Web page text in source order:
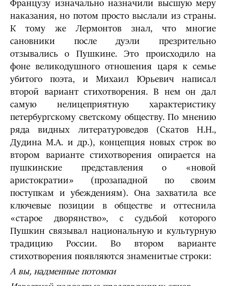
Французу изначально назначили высшую меру
наказания, но потом просто выслали из страны.
К тому же Лермонтов знал, что многие
сановники после дуэли презрительно
отзывались о Пушкине. Это происходило на
фоне великодушного отношения царя к семье
убитого поэта, и Михаил Юрьевич написал
второй вариант стихотворения. В нем он дал
самую нелицеприятную характеристику
петербургскому светскому обществу. По мнению
ряда видных литературоведов (Скатов Н.Н.,
Дудина М.А. и др.), концепция новых строк во
втором варианте стихотворения опирается на
пушкинские представления о «новой
аристократии» (прозападной по своим
поступкам и убеждениям). Она захватила все
ключевые позиции в обществе и оттеснила
«старое дворянство», с судьбой которого
Пушкин связывал национальную и культурную
традицию России. Во втором варианте
стихотворения появляются знаменитые строки:
А вы, надменные потомки